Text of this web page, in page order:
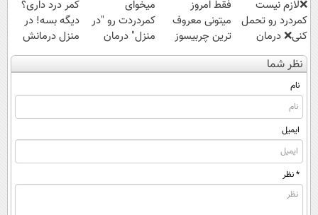
❌لازم نیست
کمردرد رو تحمل
کنی❌ درمان
بدون جراحی و
قرص
(پرسشنامه)
فقط امروز
میتونی معروف
ترین چربیسوز
لاغری گیاهی رو
با تخفیف بخری!
میخوای
کمردردت رو "در
منزل" درمان
کنی؟ (◂فیلم +
◂پرسش‌نامه)
کمر درد داری؟
دیگه بسه! در
منزل درمانش
کن
(◀پرسش‌نامه)
نظر شما
نام
ایمیل
* نظر